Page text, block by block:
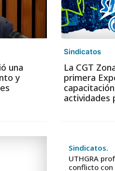
una
y
Sindicatos
La CGT
primera
actividades
Sindicatos.
UTHGRA
conflicto con